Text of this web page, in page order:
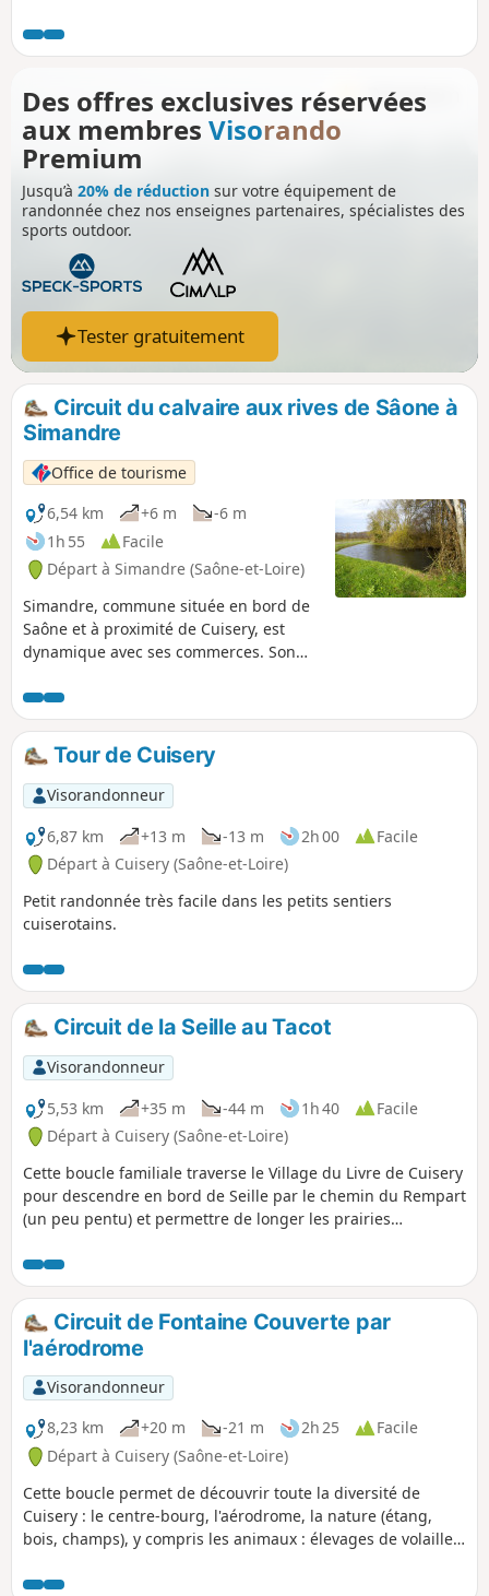
observer la faune et la flore notamment grâce à la présence
de l’eau tout au long du parcours.
Des offres exclusives réservées
aux membres Visorando
Premium
Jusqu’à 20% de réduction sur votre équipement de
randonnée chez nos enseignes partenaires, spécialistes des
sports outdoor.
Tester gratuitement
Circuit du calvaire aux rives de Sâone à
Simandre
Office de tourisme
6,54 km
+6 m
-6 m
1h 55
Facile
Départ à Simandre (Saône-et-Loire)
Simandre, commune située en bord de
Saône et à proximité de Cuisery, est
dynamique avec ses commerces. Son
pierres de lave sont inscrits à
l’inventaire des Bâtiments de France.
Vous pourrez observer la faune et la
flore notamment grâce à la présence de
l’eau tout au long des parcours.
Tour de Cuisery
Visorandonneur
6,87 km
+13 m -13 m 2h 00
Facile
Départ à Cuisery (Saône-et-Loire)
Petit randonnée très facile dans les petits sentiers
cuiserotains.
Circuit de la Seille au Tacot
Visorandonneur
5,53 km
+35 m -44 m 1h 40
Facile
Départ à Cuisery (Saône-et-Loire)
Cette boucle familiale traverse le Village du Livre de Cuisery
pour descendre en bord de Seille par le chemin du Rempart
(un peu pentu) et permettre de longer les prairies
Chemin du Tacot, avant de revenir au centre-bourg du
village.
Circuit de Fontaine Couverte par
l'aérodrome
Visorandonneur
8,23 km
+20 m -21 m 2h 25
Facile
Départ à Cuisery (Saône-et-Loire)
Cette boucle permet de découvrir toute la diversité de
Cuisery : le centre-bourg, l'aérodrome, la nature (étang,
bois, champs), y compris les animaux : élevages de volailles
oiseaux au bord de l'étang, et parfois, lièvres ou chevreuils